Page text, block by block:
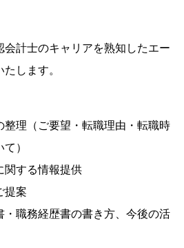
計士のキャリアを熟知したエー
します。
整理（ご要望・転職理由・転職時
）
関する情報提供
提案
・職務経歴書の書き方、今後の活